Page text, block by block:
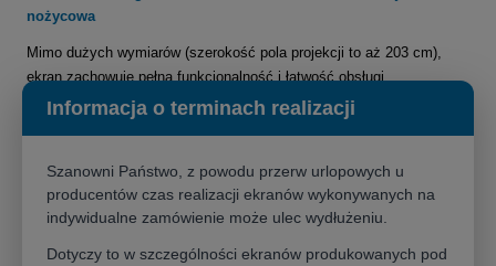
nożycowa
Mimo dużych wymiarów (szerokość pola projekcji to aż 203 cm),
ekran zachowuje pełną funkcjonalność i łatwość obsługi.
Zintegrowany, mechanicznysystem nożycowy ze wspomaganiem
Odblokuj zabezpieczenia ergonomicznej kasety
Obróć stabilizatory u podstawy urządzenia.
Pociągnij za uchwyt – w zaledwie 3 sekundy przed widzami
pojawi się idealnie napięta powierzchnia.
Informacja o terminach realizacji
Szanowni Państwo, z powodu przerw urlopowych u
producentów czas realizacji ekranów wykonywanych na
indywidualne zamówienie może ulec wydłużeniu.
Dotyczy to w szczególności ekranów produkowanych pod